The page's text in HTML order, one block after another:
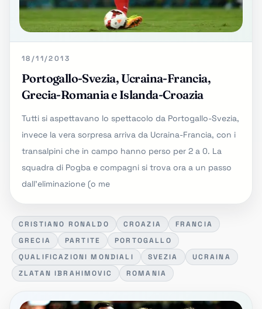
18/11/2013
Portogallo-Svezia, Ucraina-Francia,
Grecia-Romania e Islanda-Croazia
Tutti si aspettavano lo spettacolo da Portogallo-Svezia,
invece la vera sorpresa arriva da Ucraina-Francia, con i
transalpini che in campo hanno perso per 2 a 0. La
squadra di Pogba e compagni si trova ora a un passo
dall'eliminazione (o me
CRISTIANO RONALDO CROAZIA
FRANCIA
GRECIA
PARTITE
PORTOGALLO
QUALIFICAZIONI MONDIALI
SVEZIA
UCRAINA
ZLATAN IBRAHIMOVIC
ROMANIA